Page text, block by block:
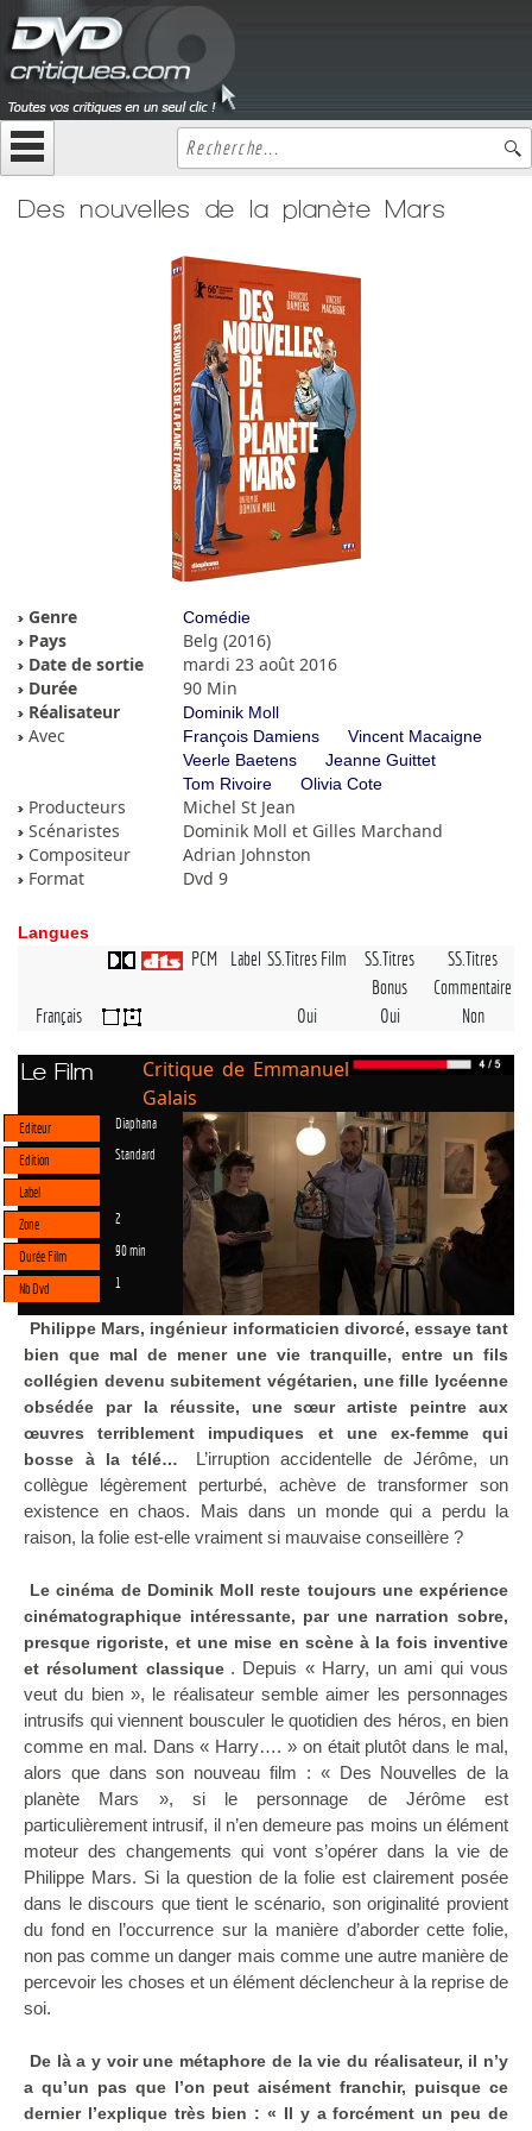
Des nouvelles de la planète Mars
Genre Comédie
Pays
Belg (2016)
Date de sortie
mardi 23 août 2016
Durée
90 Min
Réalisateur
Dominik Moll
Avec François Damiens
Vincent Macaigne
Veerle Baetens
Jeanne Guittet
Tom Rivoire
Olivia Cote
Producteurs
Michel St Jean
Scénaristes
Dominik Moll et Gilles Marchand
Compositeur
Adrian Johnston
Format
Dvd 9
Langues
PCM Label SS.Titres Film
SS.Titres
Bonus
SS.Titres
Commentaire
Français
Oui Oui Non
Le Film
Critique de Emmanuel
Galais
Editeur Diaphana
Edition Standard
Label
Zone
2
Durée Film 90 min
Nb Dvd 1
Philippe Mars, ingénieur informaticien divorcé, essaye tant
bien que mal de mener une vie tranquille, entre un fils
collégien devenu subitement végétarien, une fille lycéenne
obsédée par la réussite, une sœur artiste peintre aux
œuvres terriblement impudiques et une ex-femme qui
bosse à la télé…
L’irruption accidentelle de Jérôme, un
collègue légèrement perturbé, achève de transformer son
existence en chaos. Mais dans un monde qui a perdu la
raison, la folie est-elle vraiment si mauvaise conseillère ?
Le cinéma de Dominik Moll reste toujours une expérience
cinématographique intéressante, par une narration sobre,
presque rigoriste, et une mise en scène à la fois inventive
et résolument classique . Depuis « Harry, un ami qui vous
veut du bien », le réalisateur semble aimer les personnages
intrusifs qui viennent bousculer le quotidien des héros, en bien
comme en mal. Dans « Harry…. » on était plutôt dans le mal,
alors que dans son nouveau film : « Des Nouvelles de la
planète Mars », si le personnage de Jérôme est
particulièrement intrusif, il n’en demeure pas moins un élément
moteur des changements qui vont s’opérer dans la vie de
Philippe Mars. Si la question de la folie est clairement posée
dans le discours que tient le scénario, son originalité provient
du fond en l’occurrence sur la manière d’aborder cette folie,
non pas comme un danger mais comme une autre manière de
percevoir les choses et un élément déclencheur à la reprise de
soi.
De là a y voir une métaphore de la vie du réalisateur, il n’y
a qu’un pas que l’on peut aisément franchir, puisque ce
dernier l’explique très bien : « Il y a forcément un peu de